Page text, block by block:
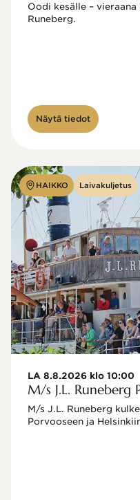
Oodi kesälle –
Näytä tiedot
HAIKKO Laivakuljetus
LA 8.8.2026 klo 10:00
M/s J.L. Runeberg
M/s J.L. Runeberg
Porvooseen ja